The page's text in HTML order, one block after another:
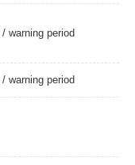
/ warning period
/ warning period